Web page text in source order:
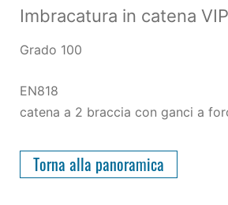
Imbracatura in catena
Grado 100
EN818
catena a 2 braccia con ganci a
Torna alla panoramica